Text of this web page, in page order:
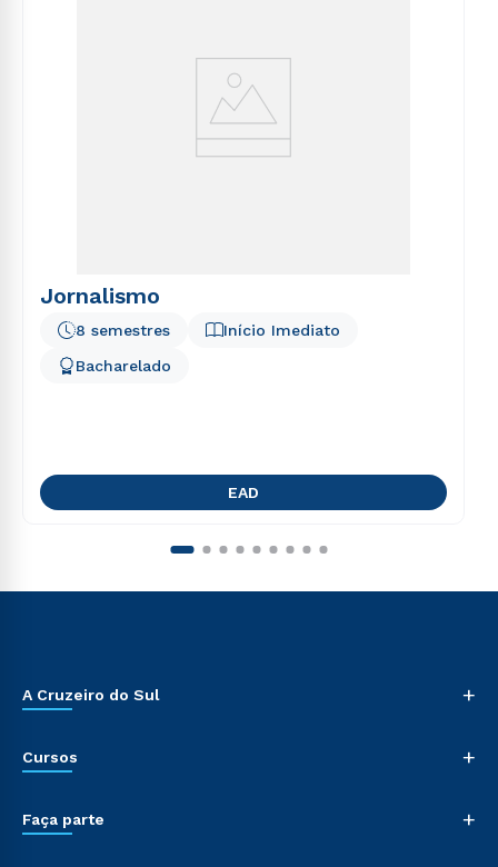
Jornalismo
Início Imediato
8 semestres
Bacharelado
EAD
A Cruzeiro do Sul +
Cursos +
Faça parte +